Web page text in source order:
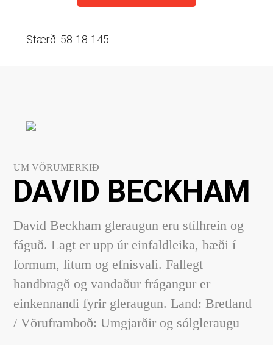
Stærð: 58-18-145
UM VÖRUMERKIÐ
DAVID BECKHAM
David Beckham gleraugun eru stílhrein og
fáguð. Lagt er upp úr einfaldleika, bæði í
formum, litum og efnisvali. Fallegt
handbragð og vandaður frágangur er
einkennandi fyrir gleraugun. Land: Bretland
/ Vöruframboð: Umgjarðir og sólgleraugu